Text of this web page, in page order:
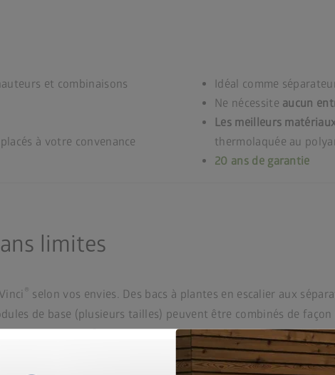
et combinaisons
à votre convenance
Idéal comme
Ne nécessite aucun
Les meilleurs
thermolaquée au
20 ans de garantie
limites
selon vos envies. Des bacs à plantes en escalier aux
de base (plusieurs tailles) peuvent être combinés de façon
DaVinci
® en quelques clics.